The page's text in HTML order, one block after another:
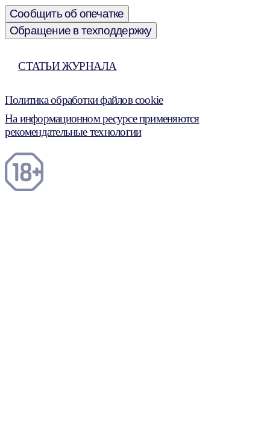
Сообщить об опечатке
Обращение в техподдержку
СТАТЬИ ЖУРНАЛА
Политика обработки файлов cookie
На информационном ресурсе применяются
рекомендательные технологии